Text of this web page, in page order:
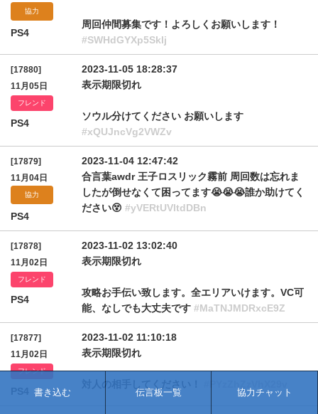
協力
PS4
周回仲間募集です！よろしくお願いします！
#SWHdGYXp5Sklj
[17880]
11月05日
フレンド
PS4
2023-11-05 18:28:37
表示期限切れ
ソウル分けてください お願いします
#xQUJncVg2VWZv
[17879]
11月04日
協力
PS4
2023-11-04 12:47:42
合言葉awdr 王子ロスリック霧前 周回数は忘れま
したが倒せなくて困ってます😭😭😭誰か助けてく
ださい😵 #yVERtUVltdDBn
[17878]
11月02日
フレンド
PS4
2023-11-02 13:02:40
表示期限切れ
攻略お手伝い致します。全エリアいけます。VC可
能、なしでも大丈夫です #MaTNJMDRxcE9Z
[17877]
11月02日
フレンド
2023-11-02 11:10:18
表示期限切れ
書き込む 伝言板一覧 協力チャット